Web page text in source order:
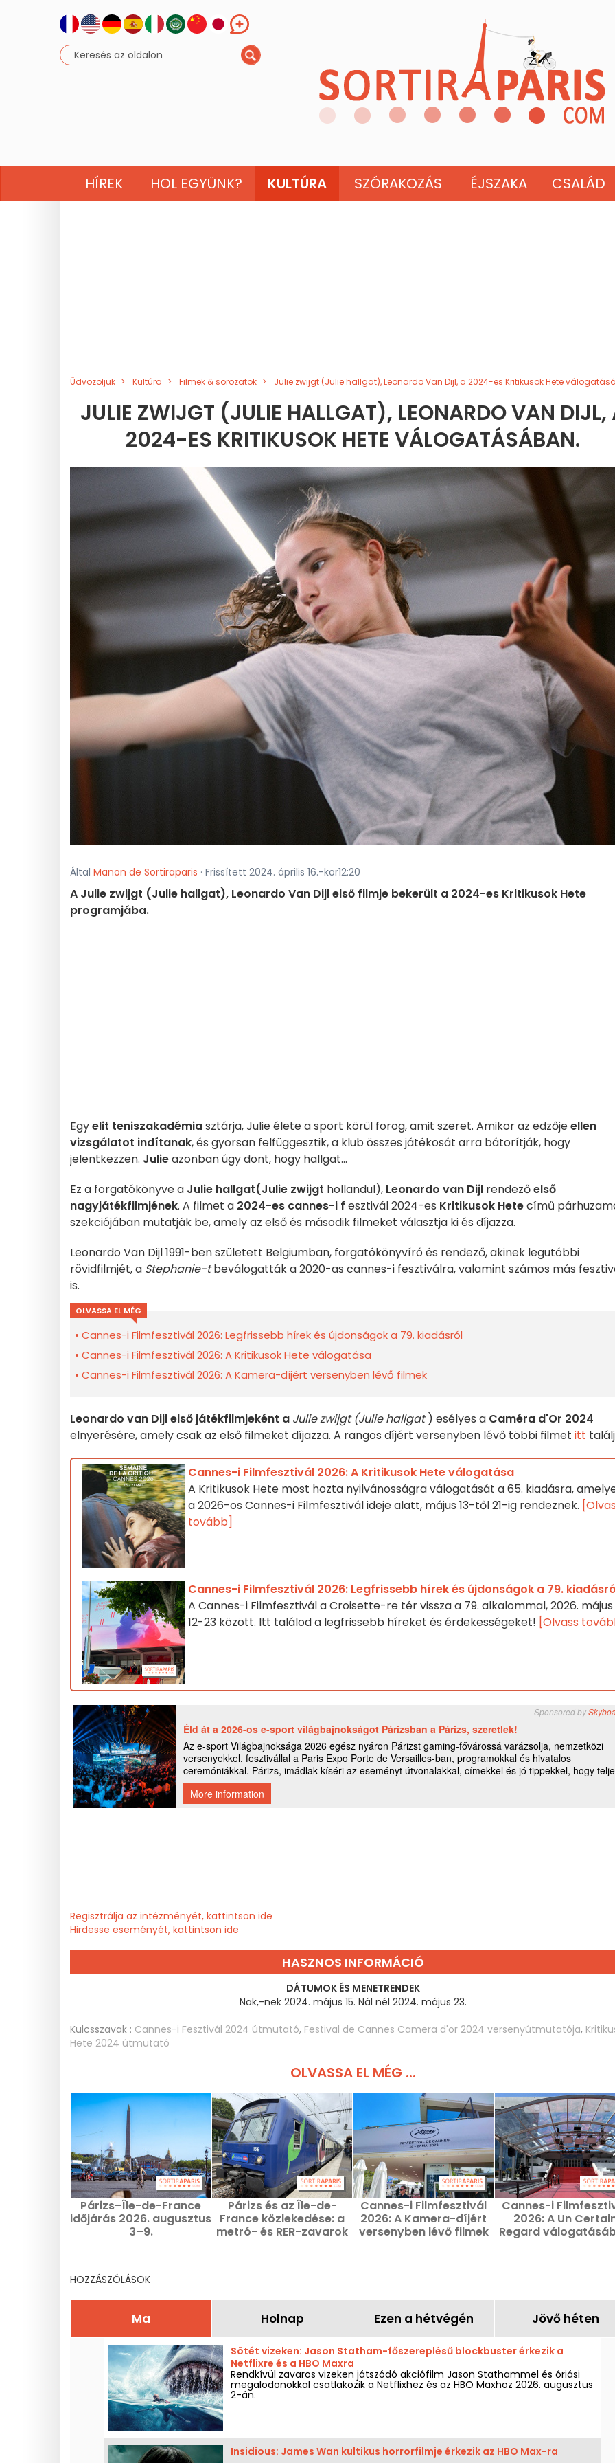
HÍREK HOL EGYÜNK? KULTÚRA SZÓRAKOZÁS ÉJSZAKA CSALÁD
Üdvözöljük Kultúra Filmek & sorozatok Julie zwijgt (Julie hallgat), Leonardo Van Dijl, a 2024-es Kritikusok Hete
JULIE ZWIJGT (JULIE HALLGAT), LEONARDO VAN DIJL,
2024-ES KRITIKUSOK HETE VÁLOGATÁSÁBAN.
Által Manon de Sortiraparis · Frissített 2024. április 16.-kor12:20
A Julie zwijgt (Julie hallgat), Leonardo Van Dijl első filmje bekerült a 2024-es Kritikusok Hete
programjába.
Egyelit teniszakadémiasztárja, Julie élete a sport körül forog, amit szeret. Amikor az edzőjeellen
vizsgálatot indítanak, és gyorsan felfüggesztik, a klub összes játékosát arra bátorítják, hogy
jelentkezzen. Julieazonban úgy dönt, hogy hallgat...
Ez a forgatókönyve a Julie hallgat(Julie zwijgt hollandul), Leonardo van Dijl rendezőelső
nagyjátékfilmjének. A filmet a 2024-es cannes-i f esztivál 2024-es Kritikusok Hetecímű
szekciójában mutatják be, amely az első és második filmeket választja ki és díjazza.
Leonardo Van Dijl 1991-ben született Belgiumban, forgatókönyvíró és rendező, akinek legutóbbi
rövidfilmjét, a Stephanie-tbeválogatták a 2020-as cannes-i fesztiválra, valamint számos más
is.
OLVASSA EL MÉG
Cannes-i Filmfesztivál 2026: Legfrissebb hírek és újdonságok a 79. kiadásról
Cannes-i Filmfesztivál 2026: A Kritikusok Hete válogatása
Cannes-i Filmfesztivál 2026: A Kamera-díjért versenyben lévő filmek
Leonardo van Dijl első játékfilmjeként a Julie zwijgt (Julie hallgat) esélyes a Caméra d'Or 2024
elnyerésére, amely csak az első filmeket díjazza. A rangos díjért versenyben lévő többi filmet itt
Cannes-i Filmfesztivál 2026: A Kritikusok Hete válogatása
A Kritikusok Hete most hozta nyilvánosságra válogatását a 65. kiadásra,
a 2026-os Cannes-i Filmfesztivál ideje alatt, május 13-től 21-ig rendeznek.
tovább]
Cannes-i Filmfesztivál 2026: Legfrissebb hírek és újdonságok a 79.
A Cannes-i Filmfesztivál a Croisette-re tér vissza a 79. alkalommal, 2026. május
12-23 között. Itt találod a legfrissebb híreket és érdekességeket! [Olvass
Regisztrálja az intézményét, kattintson ide
Hirdesse eseményét, kattintson ide
HASZNOS INFORMÁCIÓ
DÁTUMOK ÉS MENETRENDEK
Nak,-nek 2024. május 15. Nál nél 2024. május 23.
Kulcsszavak : Cannes-i Fesztivál 2024 útmutató, Festival de Cannes Camera d'or 2024 versenyútmutatója,
Hete 2024 útmutató
OLVASSA EL MÉG ...
Párizs–Île-de-France
időjárás 2026. augusztus
3–9.
Párizs és az Île-de-
France közlekedése: a
metró- és RER-zavarok
Cannes-i Filmfesztivál
2026: A Kamera-díjért
versenyben lévő filmek
Cannes-i
2026: A Un
Regard
HOZZÁSZÓLÁSOK
Ma Holnap Ezen a hétvégén Jövő héten
Sötét vizeken: Jason Statham-főszereplésű blockbuster érkezik a
Netflixre és a HBO Maxra
Rendkívül zavaros vizeken játszódó akciófilm Jason Stathammel és óriási
megalodonokkal csatlakozik a Netflixhez és az HBO Maxhoz 2026. augusztus
2-án.
Insidious: James Wan kultikus horrorfilmje érkezik az HBO Max-ra